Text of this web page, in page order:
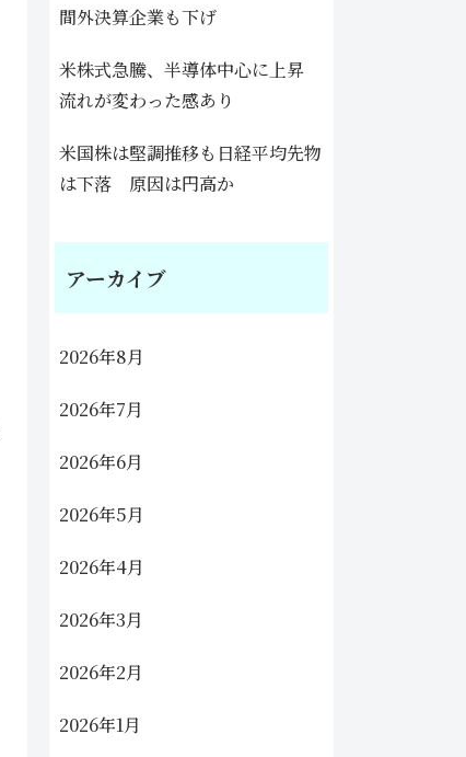
間外決算企業も下げ
米株式急騰、半導体中心に上昇
流れが変わった感あり
米国株は堅調推移も日経平均先物
は下落 原因は円高か
アーカイブ
2026年8月
2026年7月
2026年6月
2026年5月
2026年4月
2026年3月
2026年2月
2026年1月